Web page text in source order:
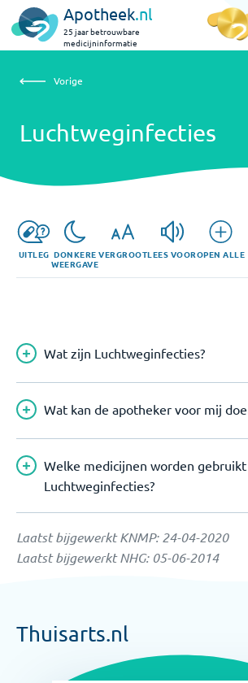
Apotheek.nl
25 jaar betrouwbare
medicijninformatie
Luchtweginfecties
Vorige
Luchtweginfecties
UITLEG DONKERE
WEERGAVE
VERGROOTLEES VOOROPEN ALLE
Wat zijn Luchtweginfecties?
Wat kan de apotheker voor mij
Welke medicijnen worden
Luchtweginfecties?
Laatst bijgewerkt KNMP:24-04-2020
Laatst bijgewerkt NHG: 05-06-2014
Thuisarts.nl